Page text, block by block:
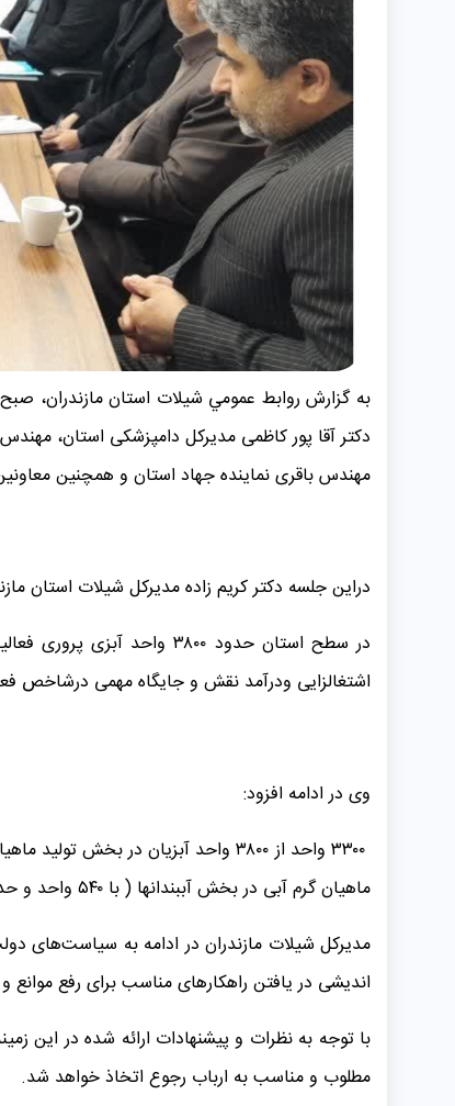
دکتر آقا پور کاظمی مدیرکل دامپزشکی استان،
مهندس باقری نماینده جهاد استان و همچنین
دراین جلسه دکتر کریم زاده مدیرکل شیلات استان
اشتغالزایی ودرآمد نقش و جایگاه مهمی درشاخص
وی در ادامه افزود:
ماهیان گرم آبی در بخش آببندانها ( با ۵۴۰ واحد و حدود ۱۲ هزار هکتار ) صورت مي گيرد که نشان از اهمیت فعالیت آنها در فعالیت‌های شیلاتی استان است.
مدیرکل شیلات مازندران در ادامه به سیاست‌های
اندیشی در یافتن راهکارهای مناسب برای رفع
با توجه به نظرات و پیشنهادات ارائه شده در این
مطلوب و مناسب به ارباب رجوع اتخاذ خواهد شد.